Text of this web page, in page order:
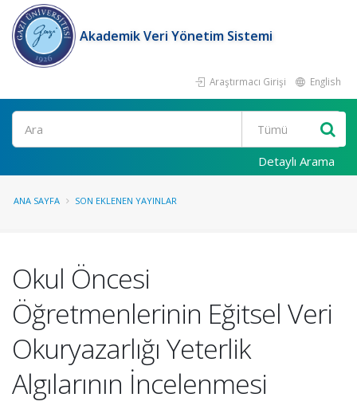
Akademik Veri Yönetim Sistemi
Araştırmacı Girişi English
Ara
Detaylı Arama
ANA SAYFA SON EKLENEN YAYINLAR
Okul Öncesi
Öğretmenlerinin Eğitsel Veri
Okuryazarlığı Yeterlik
Algılarının İncelenmesi